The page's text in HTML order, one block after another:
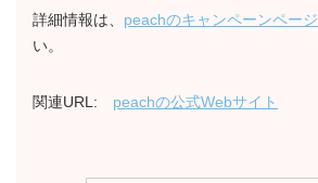
詳細情報は、 peachのキャンペーンページ
い。
関連URL: peachの公式Webサイト